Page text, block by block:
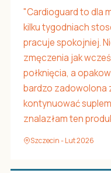
"Cardioguard to dla
kilku tygodniach
pracuje spokojniej.
zmęczenia jak
połknięcia, a
bardzo zadowolona
kontynuować
znalazłam ten
Szczecin - Lut 2026